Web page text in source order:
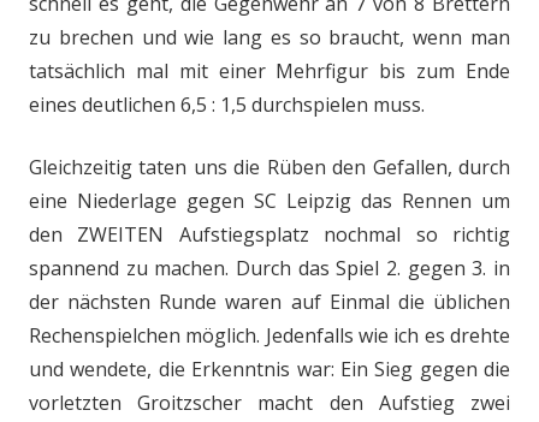
zu brechen und wie lang es so braucht, wenn man
tatsächlich mal mit einer Mehrfigur bis zum Ende
eines deutlichen 6,5 : 1,5 durchspielen muss.
Gleichzeitig taten uns die Rüben den Gefallen, durch
eine Niederlage gegen SC Leipzig das Rennen um
den ZWEITEN Aufstiegsplatz nochmal so richtig
spannend zu machen. Durch das Spiel 2. gegen 3. in
der nächsten Runde waren auf Einmal die üblichen
Rechenspielchen möglich. Jedenfalls wie ich es drehte
und wendete, die Erkenntnis war: Ein Sieg gegen die
vorletzten Groitzscher macht den Aufstieg zwei